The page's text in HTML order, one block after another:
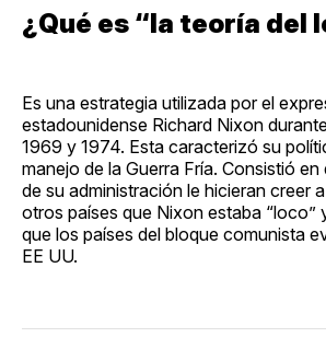
¿Qué es “la teoría del
Es una estrategia utilizada por el
estadounidense Richard Nixon
1969 y 1974. Esta caracterizó su
manejo de la Guerra Fría. Consistió
de su administración le hicieran creer
otros países que Nixon estaba “loco”
que los países del bloque comunista
EE UU.